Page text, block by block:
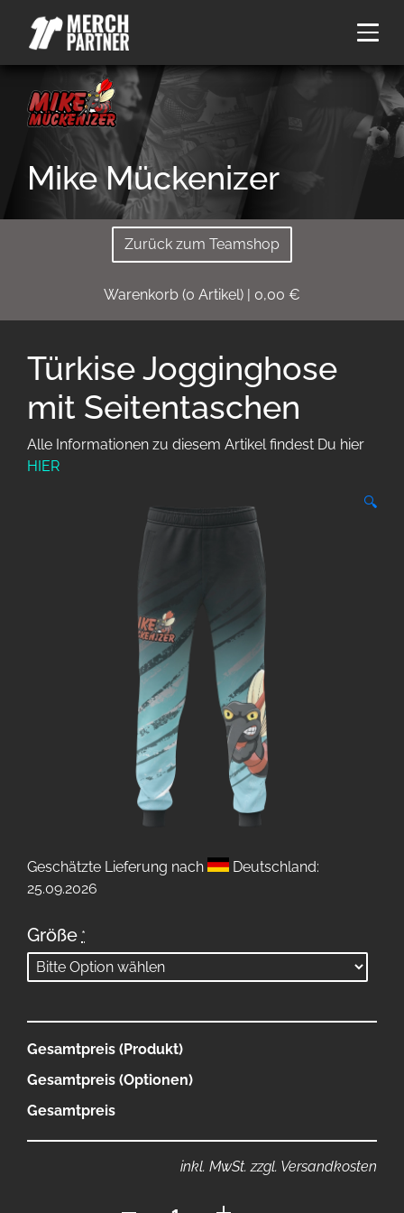
Mike Mückenizer
Zurück zum Teamshop
Warenkorb (0 Artikel) | 0,00 €
Türkise Jogginghose
mit Seitentaschen
Alle Informationen zu diesem Artikel findest Du hier
HIER
🔍
Geschätzte Lieferung nach
Deutschland:
25.09.2026
Größe *
Gesamtpreis (Produkt)
Gesamtpreis (Optionen)
Gesamtpreis
inkl. MwSt. zzgl. Versandkosten